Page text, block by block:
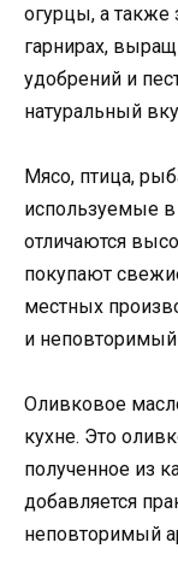
огурцы, а также
гарнирах,
удобрений и
натуральный
Мясо, птица,
используемые в
отличаются
покупают
местных
и
Оливковое
кухне. Это
полученное из
добавляется
неповторимый